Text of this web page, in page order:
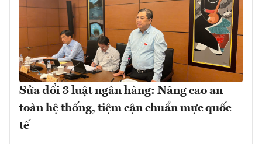
Sửa đổi 3 luật ngân hàng: Nâng cao an
toàn hệ thống, tiệm cận chuẩn mực quốc
tế